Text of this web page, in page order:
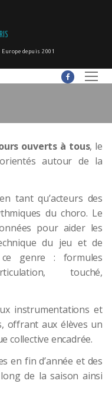
depuis 2001
ouverts à tous, le
autour de la
tant qu’acteurs des
du choro. Le
pour aider les
du jeu et de
ce genre : formules
touché,
instrumentations et
offrant aux élèves un
collective encadrée.
en fin d’année et des
de la saison ainsi